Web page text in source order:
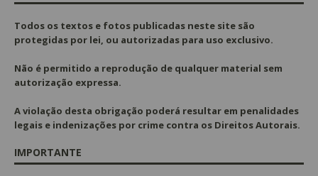
Todos os textos e fotos publicadas neste site são
protegidas por lei, ou autorizadas para uso exclusivo.
Não é permitido a reprodução de qualquer material sem
autorização expressa.
A violação desta obrigação poderá resultar em penalidades
legais e indenizações por crime contra os Direitos Autorais.
IMPORTANTE